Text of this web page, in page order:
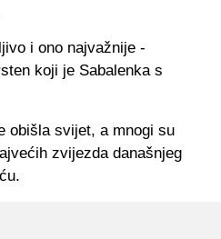
i ono najvažnije -
koji je Sabalenka s
obišla svijet, a mnogi su
zvijezda današnjeg